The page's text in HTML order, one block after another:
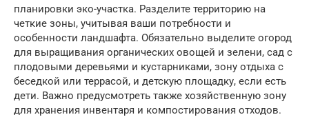
планировки эко-участка. Разделите территорию на
четкие зоны, учитывая ваши потребности и
особенности ландшафта. Обязательно выделите огород
для выращивания органических овощей и зелени, сад с
плодовыми деревьями и кустарниками, зону отдыха с
беседкой или террасой, и детскую площадку, если есть
дети. Важно предусмотреть также хозяйственную зону
для хранения инвентаря и компостирования отходов.